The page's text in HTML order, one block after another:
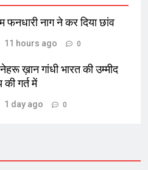
फनधारी नाग ने कर दिया छांव
11 hours ago 0
ख़ान गांधी भारत की उम्मीद
की गर्त में
1 day ago 0